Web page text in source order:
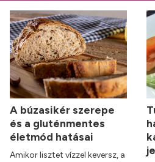
A búzasikér szerepe
és a gluténmentes
életmód hatásai
Amikor lisztet vízzel keversz, a